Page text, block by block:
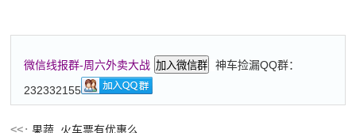
微信线报群-周六外卖大战 加入微信群
神车捡漏QQ群：
232332155
果蔬 火车票有优惠么